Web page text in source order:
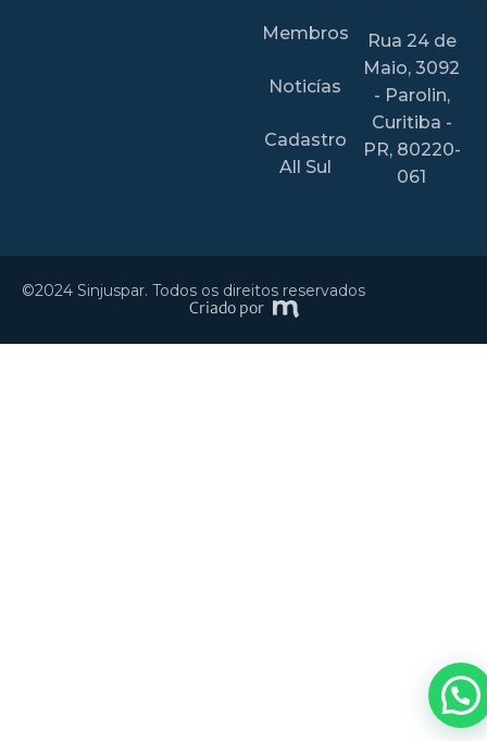
Membros
Noticías
Cadastro
All Sul
Rua 24 de
Maio, 3092
- Parolin,
Curitiba -
PR, 80220-
061
©2024 Sinjuspar. Todos os direitos reservados
Criado por